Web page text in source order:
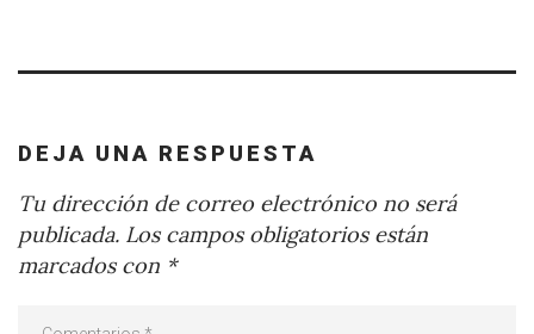
DEJA UNA RESPUESTA
Tu dirección de correo electrónico no será
publicada. Los campos obligatorios están
marcados con *